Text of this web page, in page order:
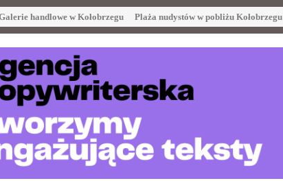
handlowe w Kołobrzegu Plaża nudystów w pobliżu Kołobrzegu